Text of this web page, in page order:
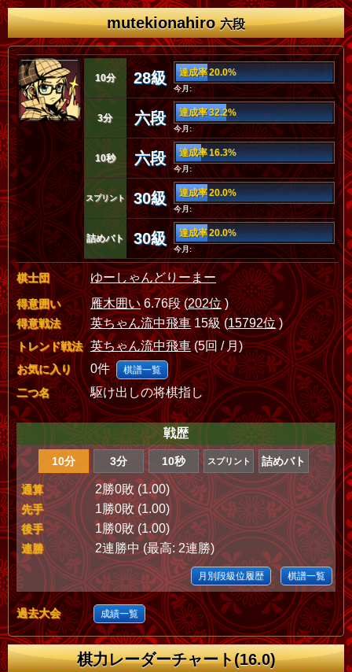
mutekionahiro六段
10分 28級 達成率 20.0%
今月:
3分 六段 達成率 32.2%
今月:
10秒 六段 達成率 16.3%
今月:
スプリント 30級 達成率 20.0%
今月:
詰めバト 30級 達成率 20.0%
今月:
棋士団 ゆーしゃんどりーまー
得意囲い 雁木囲い6.76段 (202位)
得意戦法 英ちゃん流中飛車15級 (15792位)
トレンド戦法 英ちゃん流中飛車(5回 / 月)
お気に入り 0件 棋譜一覧
二つ名 駆け出しの将棋指し
戦歴
10分 3分 10秒 スプリント 詰めバト
通算 2勝0敗 (1.00)
先手 1勝0敗 (1.00)
後手 1勝0敗 (1.00)
連勝 2連勝中 (最高: 2連勝)
月別段級位履歴 棋譜一覧
過去大会 成績一覧
棋力レーダーチャート(16.0)